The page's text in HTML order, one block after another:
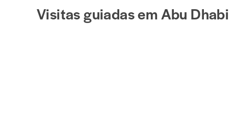
Visitas guiadas em Abu Dhabi